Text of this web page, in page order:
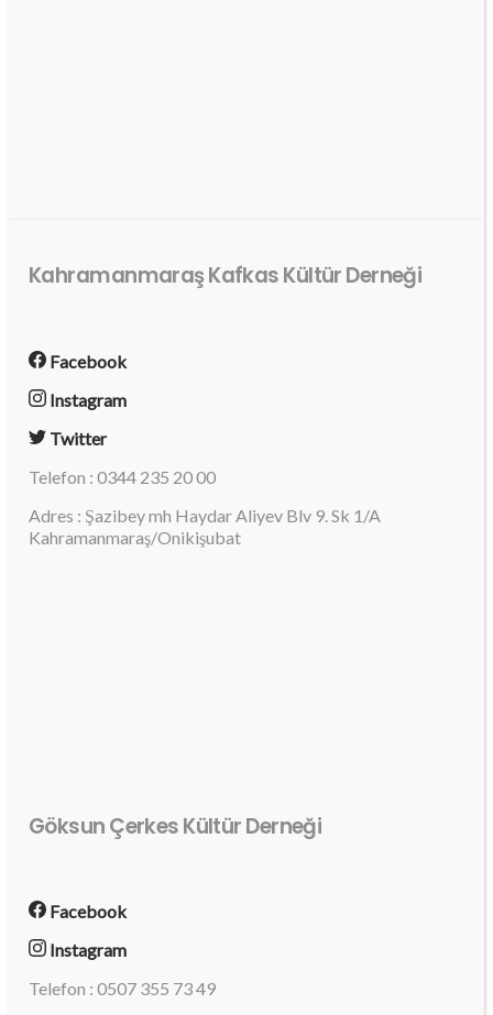
Kahramanmaraş Kafkas Kültür Derneği
Facebook
Instagram
Twitter
Telefon : 0344 235 20 00
Adres : Şazibey mh Haydar Aliyev Blv 9. Sk 1/A
Kahramanmaraş/Onikişubat
Göksun Çerkes Kültür Derneği
Facebook
Instagram
Telefon : 0507 355 73 49